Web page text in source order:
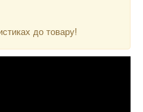
до товару!